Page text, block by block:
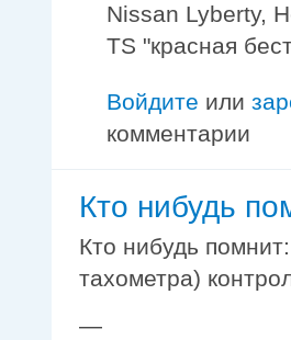
Nissan Lyberty,
TS "красная
Войдите или
комментарии
Кто нибудь
Кто нибудь
тахометра)
—